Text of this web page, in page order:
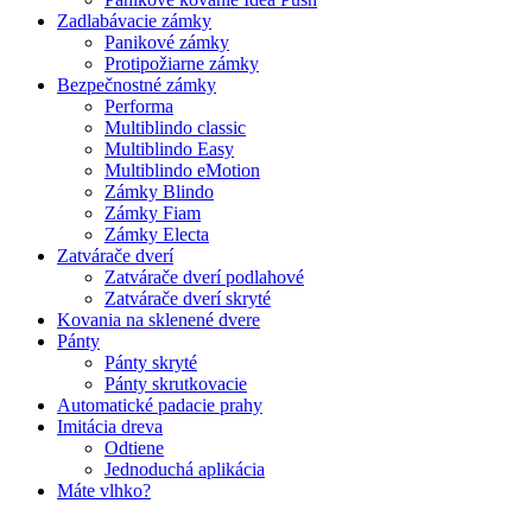
Zadlabávacie zámky
Panikové zámky
Protipožiarne zámky
Bezpečnostné zámky
Performa
Multiblindo classic
Multiblindo Easy
Multiblindo eMotion
Zámky Blindo
Zámky Fiam
Zámky Electa
Zatvárače dverí
Zatvárače dverí podlahové
Zatvárače dverí skryté
Kovania na sklenené dvere
Pánty
Pánty skryté
Pánty skrutkovacie
Automatické padacie prahy
Imitácia dreva
Odtiene
Jednoduchá aplikácia
Máte vlhko?